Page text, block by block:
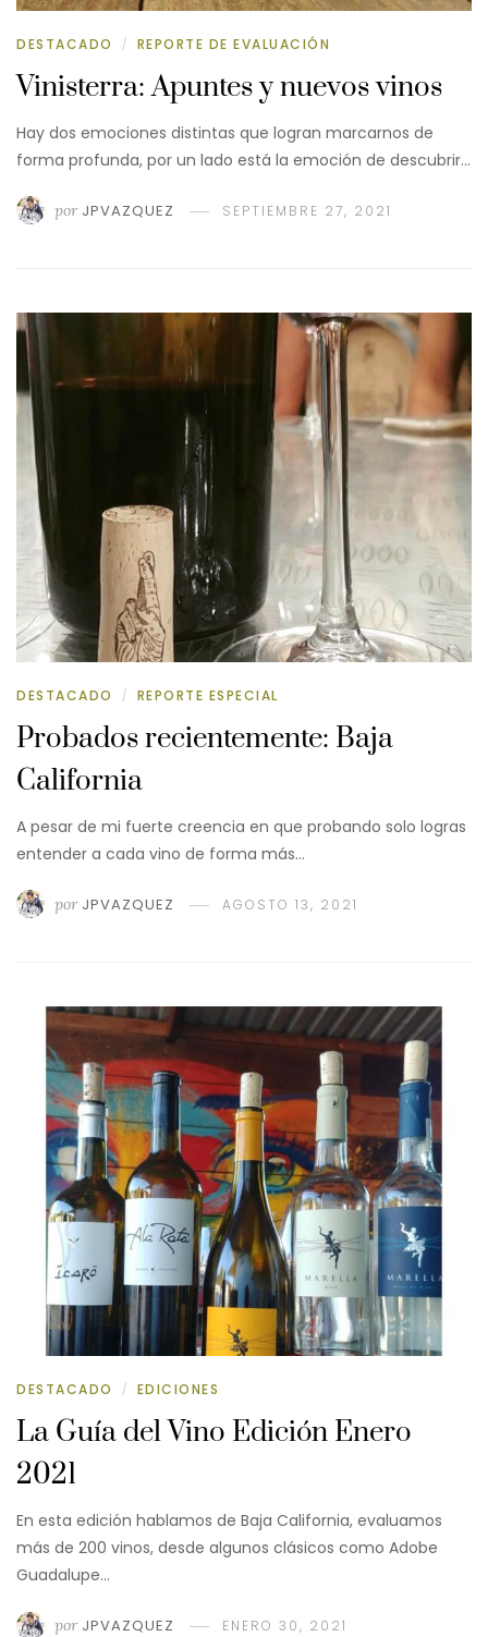
DESTACADO / REPORTE DE EVALUACIÓN
Vinisterra: Apuntes y nuevos vinos
Hay dos emociones distintas que logran marcarnos de
forma profunda, por un lado está la emoción de descubrir…
por JPVAZQUEZ SEPTIEMBRE 27, 2021
DESTACADO / REPORTE ESPECIAL
Probados recientemente: Baja
California
A pesar de mi fuerte creencia en que probando solo logras
entender a cada vino de forma más…
por JPVAZQUEZ AGOSTO 13, 2021
DESTACADO / EDICIONES
La Guía del Vino Edición Enero
2021
En esta edición hablamos de Baja California, evaluamos
más de 200 vinos, desde algunos clásicos como Adobe
Guadalupe…
por JPVAZQUEZ ENERO 30, 2021